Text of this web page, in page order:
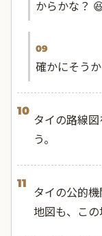
からかな？
09
確かにそうか
10
タイの路線
う。
11
タイの公的
地図も、この